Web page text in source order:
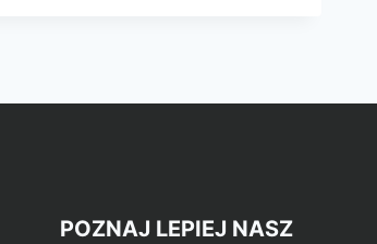
POZNAJ LEPIEJ NASZ